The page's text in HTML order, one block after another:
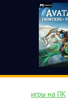
игры на ПК